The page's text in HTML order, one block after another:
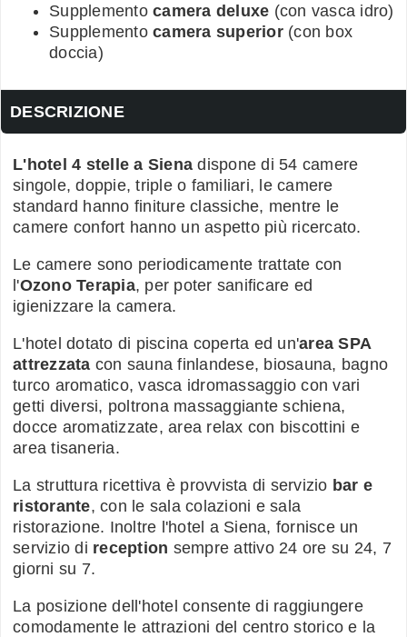
Supplemento camera deluxe (con vasca idro)
Supplemento camera superior(con box
doccia)
DESCRIZIONE
L'hotel 4 stelle a Siena dispone di 54 camere
singole, doppie, triple o familiari, le camere
standard hanno finiture classiche, mentre le
camere confort hanno un aspetto più ricercato.
Le camere sono periodicamente trattate con
l'Ozono Terapia, per poter sanificare ed
igienizzare la camera.
L'hotel dotato di piscina coperta ed un'area SPA
attrezzata con sauna finlandese, biosauna, bagno
turco aromatico, vasca idromassaggio con vari
getti diversi, poltrona massaggiante schiena,
docce aromatizzate, area relax con biscottini e
area tisaneria.
La struttura ricettiva è provvista di servizio bar e
ristorante, con le sala colazioni e sala
ristorazione. Inoltre l'hotel a Siena, fornisce un
servizio di reception sempre attivo 24 ore su 24, 7
giorni su 7.
La posizione dell'hotel consente di raggiungere
comodamente le attrazioni del centro storico e la